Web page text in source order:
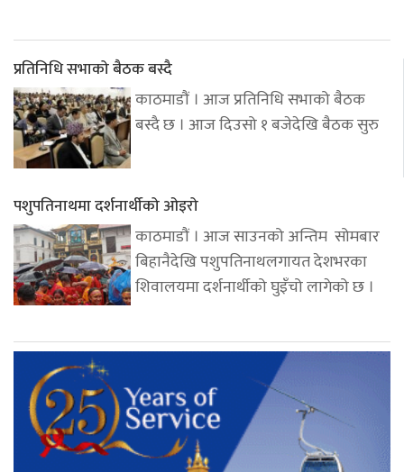
प्रतिनिधि सभाको बैठक बस्दै
काठमाडौं । आज प्रतिनिधि सभाको बैठक
बस्दै छ । आज दिउसो १ बजेदेखि बैठक सुरु
पशुपतिनाथमा दर्शनार्थीको ओइरो
काठमाडौं । आज साउनको अन्तिम सोमबार
बिहानैदेखि पशुपतिनाथलगायत देशभरका
शिवालयमा दर्शनार्थीको घुइँचो लागेको छ ।